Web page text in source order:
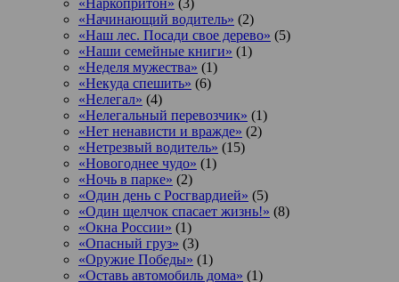
«Наркопритон» (3)
«Начинающий водитель» (2)
«Наш лес. Посади свое дерево» (5)
«Наши семейные книги» (1)
«Неделя мужества» (1)
«Некуда спешить» (6)
«Нелегал» (4)
«Нелегальный перевозчик» (1)
«Нет ненависти и вражде» (2)
«Нетрезвый водитель» (15)
«Новогоднее чудо» (1)
«Ночь в парке» (2)
«Один день с Росгвардией» (5)
«Один щелчок спасает жизнь!» (8)
«Окна России» (1)
«Опасный груз» (3)
«Оружие Победы» (1)
«Оставь автомобиль дома» (1)